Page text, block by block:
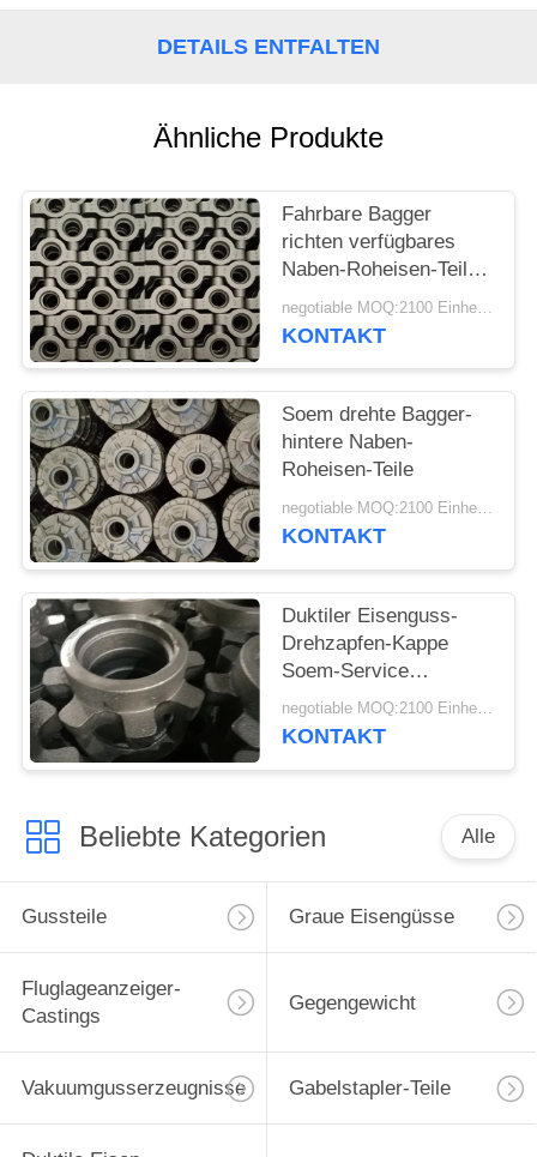
PRIVACY
POLICY
DETAILS ENTFALTEN
Ähnliche Produkte
Fahrbare Bagger
richten verfügbares
Naben-Roheisen-Teile
Soem auf
negotiable MOQ:2100 Einheiten
KONTAKT
Soem drehte Bagger-
hintere Naben-
Roheisen-Teile
negotiable MOQ:2100 Einheiten
KONTAKT
Duktiler Eisenguss-
Drehzapfen-Kappe
Soem-Service
verfügbar
negotiable MOQ:2100 Einheiten
KONTAKT
Beliebte Kategorien Alle
Gussteile Graue Eisengüsse
Fluglageanzeiger-
Castings
Gegengewicht
Vakuumgusserzeugnisse Gabelstapler-Teile